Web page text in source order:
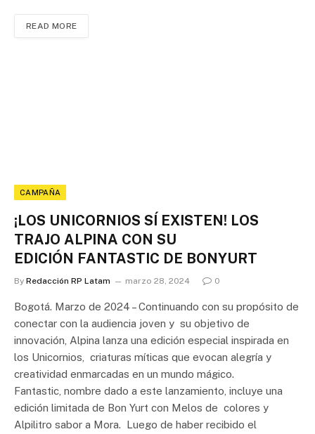
READ MORE
CAMPAÑA
¡LOS UNICORNIOS SÍ EXISTEN! LOS
TRAJO ALPINA CON SU
EDICIÓN FANTASTIC DE BONYURT
By Redacción RP Latam marzo 28, 2024 0
Bogotá. Marzo de 2024 – Continuando con su propósito de
conectar con la audiencia joven y su objetivo de
innovación, Alpina lanza una edición especial inspirada en
los Unicornios, criaturas míticas que evocan alegría y
creatividad enmarcadas en un mundo mágico.
Fantastic, nombre dado a este lanzamiento, incluye una
edición limitada de Bon Yurt con Melos de colores y
Alpilitro sabor a Mora. Luego de haber recibido el